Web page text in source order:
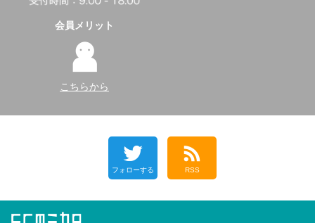
会員メリット
こちらから
フォローする RSS